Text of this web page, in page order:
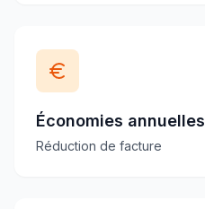
Économies annuelles
Réduction de facture